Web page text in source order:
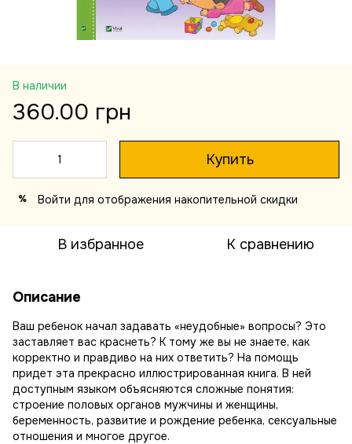
В наличии
360.00 грн
Купить
% Войти для отображения накопительной скидки
В избранное К сравнению
Описание
Ваш ребенок начал задавать «неудобные» вопросы? Это
заставляет вас краснеть? К тому же вы не знаете, как
корректно и правдиво на них ответить? На помощь
придет эта прекрасно иллюстрированная книга. В ней
доступным языком объясняются сложные понятия:
строение половых органов мужчины и женщины,
беременность, развитие и рождение ребенка, сексуальные
отношения и многое другое.